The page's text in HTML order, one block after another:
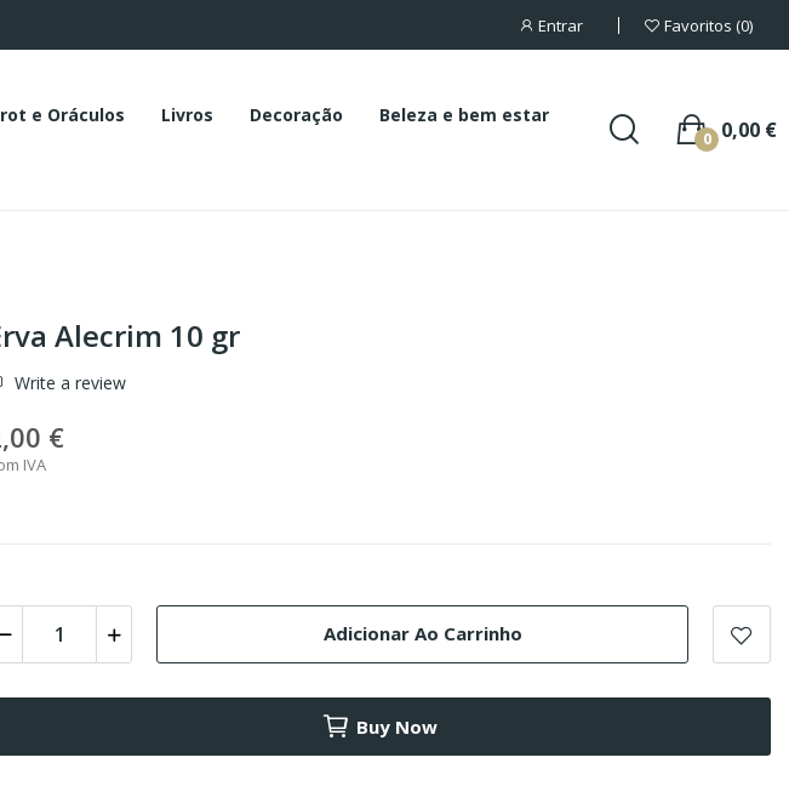
Entrar Favoritos 0
e Oráculos Livros Decoração
Beleza e bem estar
0,00 €
0
Alecrim 10 gr
Write a review
€
IVA
Adicionar Ao Carrinho
Buy Now